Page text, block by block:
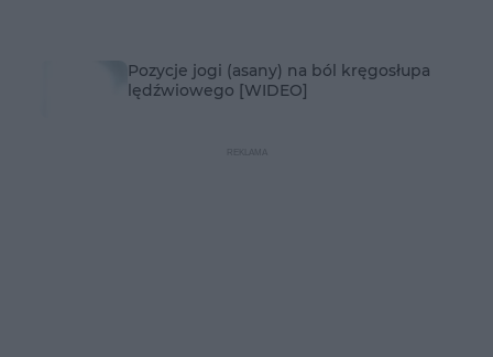
Pozycje jogi (asany) na ból kręgosłupa
lędźwiowego [WIDEO]